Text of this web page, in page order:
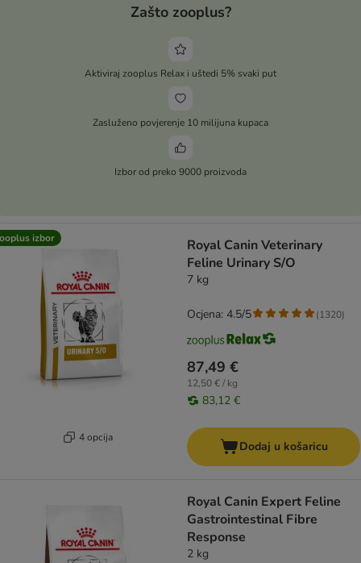
Zašto zooplus?
Aktiviraj zooplus Relax i uštedi 5% svaki put
Zasluženo povjerenje 10 milijuna kupaca
Izbor od preko 9000 proizvoda
izbor
4 opcija
Royal Canin Veterinary
Feline Urinary S/O
7 kg
87,49 €
12,50 € / kg
83,12 €
Ocjena: 4.5/5 (1320)
Dodaj u košaricu
​​​​​​​Royal Canin Expert Feline
Gastrointestinal Fibre
Response
2 kg